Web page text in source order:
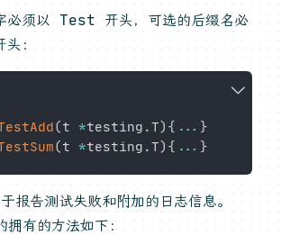
必须以 Test 开头，可选的后缀名必
：
(t *testing .T) { ... }
(t *testing .T) { ... }
报告测试失败和附加的日志信息。
拥有的方法如下：